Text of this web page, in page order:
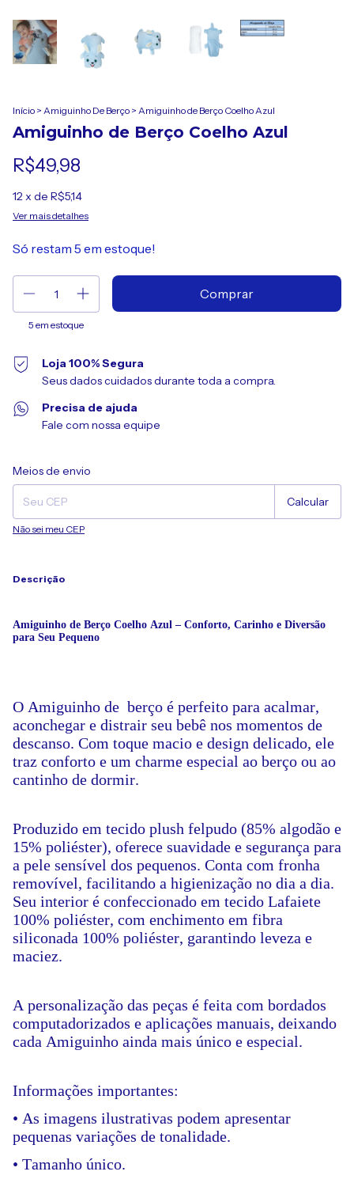
Início > Amiguinho De Berço > Amiguinho de Berço Coelho Azul
Amiguinho de Berço Coelho Azul
R$49,98
12x de R$5,14
Ver mais detalhes
Só restam 5 em estoque!
5 em estoque
Loja 100% Segura
Seus dados cuidados durante toda a compra.
Precisa de ajuda
Fale com nossa equipe
Entregas para o CEP:
Meios de envio
Calcular
Não sei meu CEP
Descrição
Amiguinho de Berço Coelho Azul – Conforto, Carinho e Diversão
para Seu Pequeno
O Amiguinho de berço é perfeito para acalmar,
aconchegar e distrair seu bebê nos momentos de
descanso. Com toque macio e design delicado, ele
traz conforto e um charme especial ao berço ou ao
cantinho de dormir.
Produzido em tecido plush felpudo (85% algodão e
15% poliéster), oferece suavidade e segurança para
a pele sensível dos pequenos. Conta com fronha
removível, facilitando a higienização no dia a dia.
Seu interior é confeccionado em tecido Lafaiete
100% poliéster, com enchimento em fibra
siliconada 100% poliéster, garantindo leveza e
maciez.
A personalização das peças é feita com bordados
computadorizados e aplicações manuais, deixando
cada Amiguinho ainda mais único e especial.
Informações importantes:
• As imagens ilustrativas podem apresentar
pequenas variações de tonalidade.
• Tamanho único.